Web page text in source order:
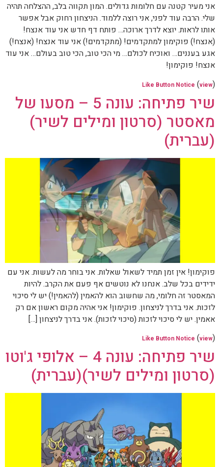
אני מעיר קטנה עם חלומות גדולים. המון תקווה בלב, ההצלחה תהיה
שלי. הרבה עוד לפני, אני רוצה ללמוד. הניצחון רחוק אבל אפשר
אותו לראות. יוצא לדרך ארוכה… פותח דף חדש אני עוד אנצח!
(אנצח!) פוקימון למתקדמים! (מתקדמים!) אני עוד אנצח! (אנצח!)
אגע בעננים… ואוכיח לכולם… מי הכי טוב, הכי טוב בעולם… אני עוד
אנצח! פוקימון!
Like Button Notice (view)
שיר פתיחה: עונה 5 – מסעו של
מאסטר (סרטון ומילים לשיר)
(עברית)
פוקימון! אין זמן תמיד לשאול שאלות. אני בוחר מה לעשות. אני עם
ידידים בכל שלב. אנחנו לא נוטשים אף פעם את הקרב. להיות
המאסטר זה חלומי, מה שחשוב הוא להאמין (להאמין!) יש לי סיכוי
לזכות. אני בדרך לניצחון. פוקימון! אני אהיה מקום ראשון אם רק
אאמין. יש לי סיכוי לזכות (סיכוי לזכות). אני בדרך לניצחון […]
Like Button Notice (view)
שיר פתיחה: עונה 4 – אלופי ג'וטו
(סרטון ומילים לשיר)(עברית)